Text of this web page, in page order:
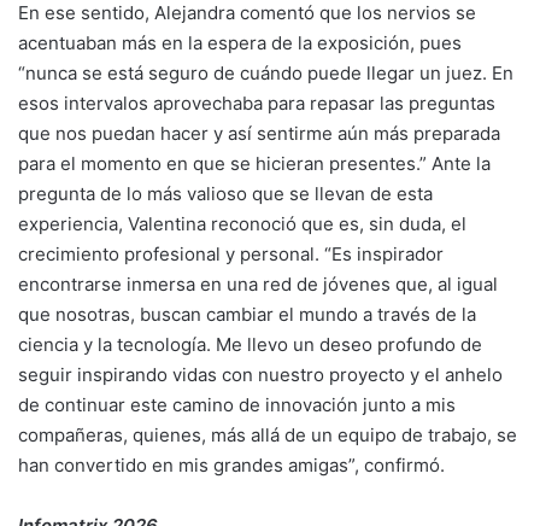
En ese sentido, Alejandra comentó que los nervios se
acentuaban más en la espera de la exposición, pues
“nunca se está seguro de cuándo puede llegar un juez. En
esos intervalos aprovechaba para repasar las preguntas
que nos puedan hacer y así sentirme aún más preparada
para el momento en que se hicieran presentes.” Ante la
pregunta de lo más valioso que se llevan de esta
experiencia, Valentina reconoció que es, sin duda, el
crecimiento profesional y personal. “Es inspirador
encontrarse inmersa en una red de jóvenes que, al igual
que nosotras, buscan cambiar el mundo a través de la
ciencia y la tecnología. Me llevo un deseo profundo de
seguir inspirando vidas con nuestro proyecto y el anhelo
de continuar este camino de innovación junto a mis
compañeras, quienes, más allá de un equipo de trabajo, se
han convertido en mis grandes amigas”, confirmó.